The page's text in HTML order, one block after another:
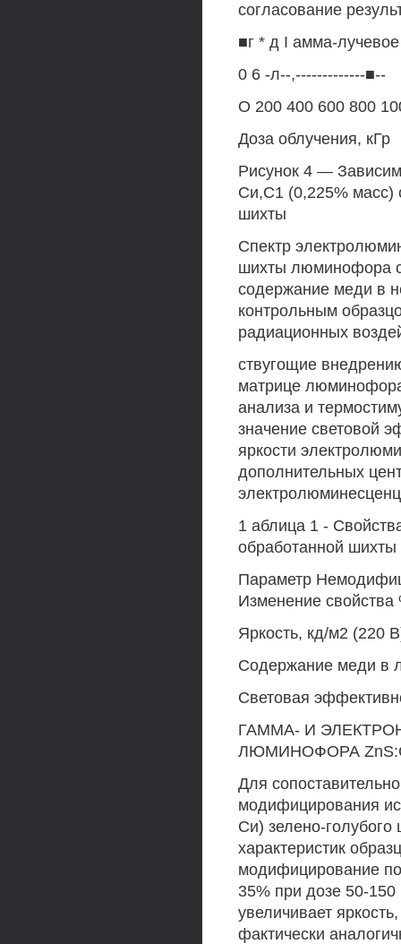
согласование
■г * д I амма-лучевое
0 6 -л--,-------------■--
О 200 400 600 800
Доза облучения, кГр
Рисунок 4 —
Си,С1 (0,225% масс)
шихты
Спектр
шихты люминофора
содержание меди в
контрольным
радиационных
ствугощие
матрице
анализа и
значение световой
яркости
дополнительных
1 аблица 1 -
обработанной шихты
Параметр
Изменение свойства
Яркость, кд/м2 (220
Содержание меди в
Световая
ГАММА- И
ЛЮМИНОФОРА
Для
модифицирования
Си) зелено-голубого
характеристик
модифицирование
35% при дозе 50-
увеличивает
фактически